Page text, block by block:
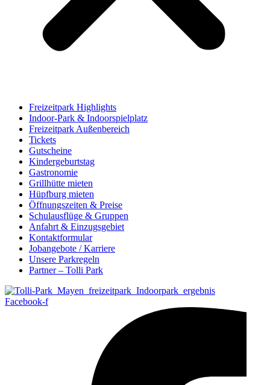
Freizeitpark Highlights
Indoor-Park & Indoorspielplatz
Freizeitpark Außenbereich
Tickets
Gutscheine
Kindergeburtstag
Gastronomie
Grillhütte mieten
Hüpfburg mieten
Öffnungszeiten & Preise
Schulausflüge & Gruppen
Anfahrt & Einzugsgebiet
Kontaktformular
Jobangebote / Karriere
Unsere Parkregeln
Partner – Tolli Park
Facebook-f